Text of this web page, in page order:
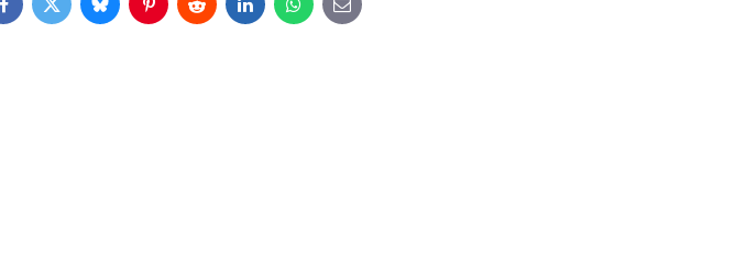
FacebookTwitterBlueskyPinterestRedditLinkedInWhatsApp
E-
mail